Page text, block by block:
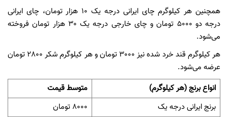
همچنین هر کیلوگرم چای ایرانی درجه یک 10 هزار تومان، چای ایرانی
درجه دو 5000 تومان و چای خارجی درجه یک 30 هزار تومان فروخته
می‌شود.
هر کیلوگرم قند خرد شده نیز 3000 تومان و هر کیلوگرم شکر 2800 تومان
عرضه می‌شود.
انواع برنج (هر کیلوگرم)
متوسط قیمت
برنج ایرانی درجه یک
8000 تومان